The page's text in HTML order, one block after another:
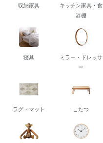
収納家具
キッチン家具・食
器棚
寝具
ミラー・ドレッサ
ー
ラグ・マット こたつ